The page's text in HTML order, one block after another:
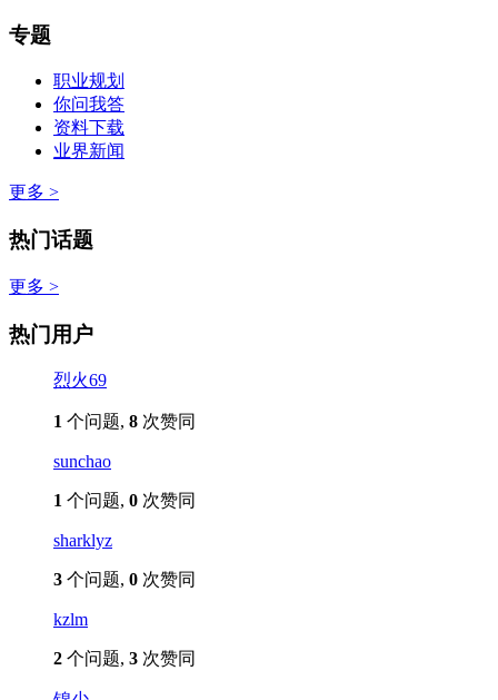
专题
职业规划
你问我答
资料下载
业界新闻
更多 >
热门话题
更多 >
热门用户
烈火69
1 个问题, 8 次赞同
sunchao
1 个问题, 0 次赞同
sharklyz
3 个问题, 0 次赞同
kzlm
2 个问题, 3 次赞同